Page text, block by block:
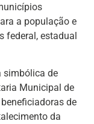
a população e
federal, estadual
simbólica de
Municipal de
de
da